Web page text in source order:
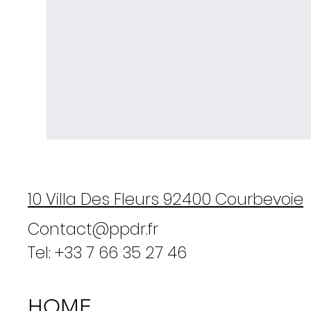
Contact@ppdr.fr
Tel: +33 7 66 35 27 46
10 Villa Des Fleurs 92400 Courbevoie